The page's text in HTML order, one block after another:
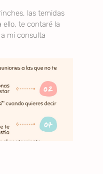
las temidas
ello, te contaré la
mi consulta